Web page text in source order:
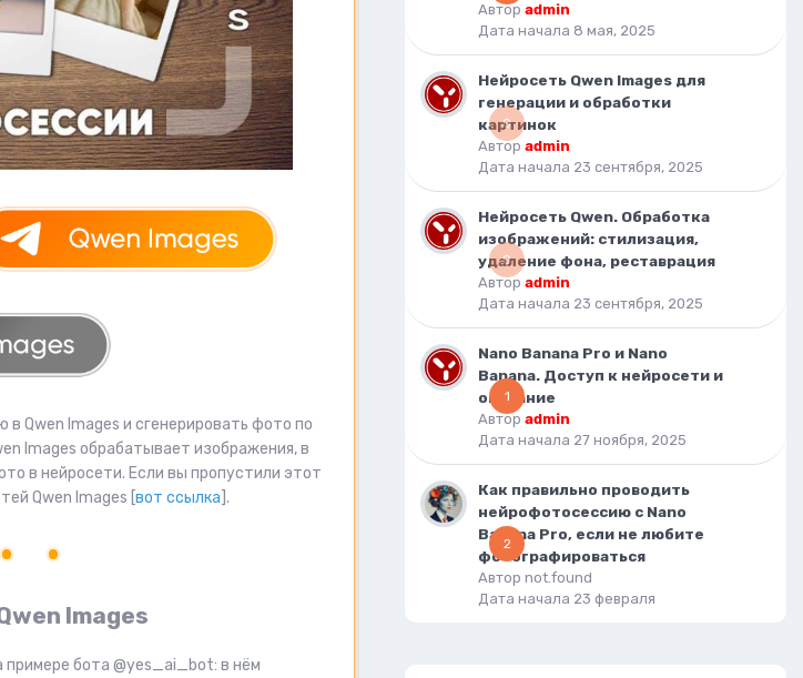
Qwen Images и сгенерировать фото по
Images обрабатывает изображения, в
в нейросети. Если вы пропустили этот
Qwen Images [ вот ссылка ].
Images
примере бота @yes_ai_bot: в нём
Автор admin
Дата начала 8 мая, 2025
0
Нейросеть Qwen Images для
генерации и обработки
картинок
Автор admin
Дата начала 23 сентября, 2025
0
Нейросеть Qwen. Обработка
изображений: стилизация,
удаление фона, реставрация
Автор admin
Дата начала 23 сентября, 2025
1
Nano Banana Pro и Nano
Banana. Доступ к нейросети и
описание
Автор admin
Дата начала 27 ноября, 2025
2
Как правильно проводить
нейрофотосессию с Nano
Banana Pro, если не любите
фотографироваться
Автор not.found
Дата начала 23 февраля